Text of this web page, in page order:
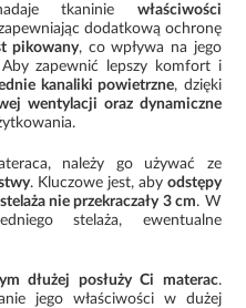
tkaninie właściwości
dodatkową ochronę
pikowany, co wpływa na jego
zapewnić lepszy komfort i
kanaliki powietrzne, dzięki
wentylacji oraz dynamiczne
należy go używać ze
. Kluczowe jest, aby odstępy
nie przekraczały 3 cm. W
stelaża, ewentualne
dłużej posłuży Ci materac.
jego właściwości w dużej